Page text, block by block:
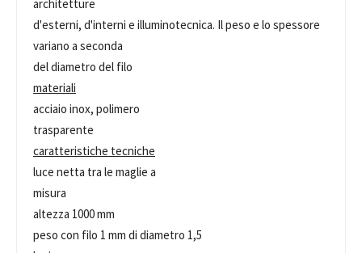
architetture
d'esterni, d'interni e illuminotecnica. Il peso e lo spessore
variano a seconda
del diametro del filo
materiali
acciaio inox, polimero
trasparente
caratteristiche tecniche
luce netta tra le maglie a
misura
altezza 1000 mm
peso con filo 1 mm di diametro 1,5